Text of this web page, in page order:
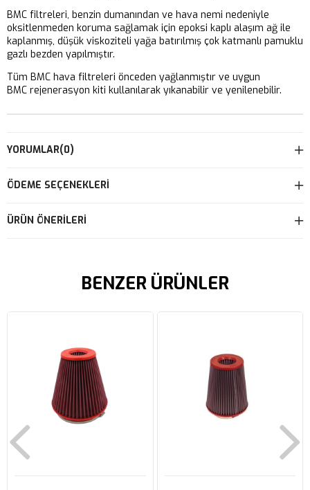
BMC filtreleri, benzin dumanından ve hava nemi nedeniyle
oksitlenmeden koruma sağlamak için epoksi kaplı alaşım ağ ile
kaplanmış, düşük viskoziteli yağa batırılmış çok katmanlı pamuklu
gazlı bezden yapılmıştır.
Tüm BMC hava filtreleri önceden yağlanmıştır ve uygun
BMC rejenerasyon kiti kullanılarak yıkanabilir ve yenilenebilir.
YORUMLAR(0)
ÖDEME SEÇENEKLERI
ÜRÜN ÖNERILERI
BENZER ÜRÜNLER